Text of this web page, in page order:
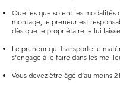
Quelles que soient les modalités
montage, le preneur est
dès que le propriétaire le lui
Le preneur qui transporte le
s’engage à le faire dans les
Vous devez être âgé d’au moins